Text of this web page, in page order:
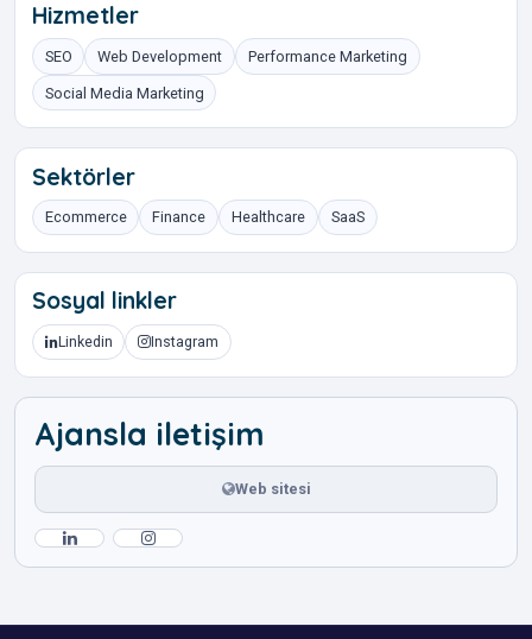
Hizmetler
SEO Web Development Performance Marketing
Social Media Marketing
Sektörler
Ecommerce Finance Healthcare SaaS
Sosyal linkler
Linkedin Instagram
Ajansla iletişim
Web sitesi